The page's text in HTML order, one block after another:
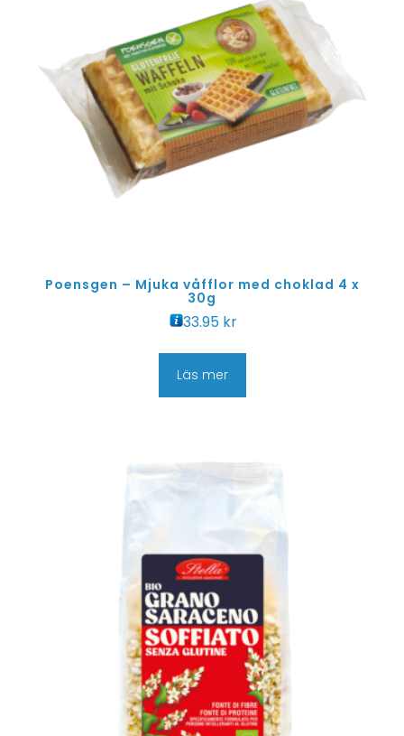
Poensgen – Mjuka våfflor med choklad 4 x
30g
33.95 kr
Läs mer